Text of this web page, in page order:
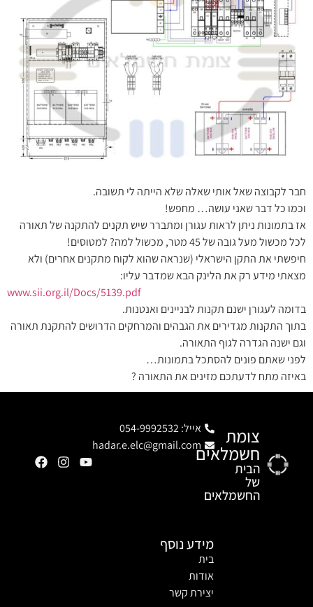
חבר לקבוצה שאל אותי שאלה שלא הייתה לי תשובה.
וכמו כל דבר שאני עושה… מחפש!
אז בתמונות ניתן לראות עגורן ומתברר שיש תקנים להתקנה של תאורה
לכל מכשול מעל גובה של 45 מטר, מכשול למה? למטוסים!
חיפשתי את התקן הישראלי (שנראה שהוא לקוח מתקנים אחרים) ולא
מצאתי מידע רק את הלינק הבא שמדבר עליו:
www.sii.org.il/Docs/5139.pdf
בדומה לעגורן ישנם תקנות לבניינים ואנטנות.
בתוך התקנות מגדירים את הגבהים והמרחקים הדרושים להתקנת תאורה
וגם ישנה הגדרה לגוף התאורה.
לפני שאתם פונים להסתכל בתמונות…
באיזה מתח לדעתכם מזינים את התאורה ?
צומת
חשמלאים
הבית
של
החשמלאים
אייל: 054-9992532
hadar.e.elc@gmail.com
מידע נוסף
בית
אודות
יצירת קשר